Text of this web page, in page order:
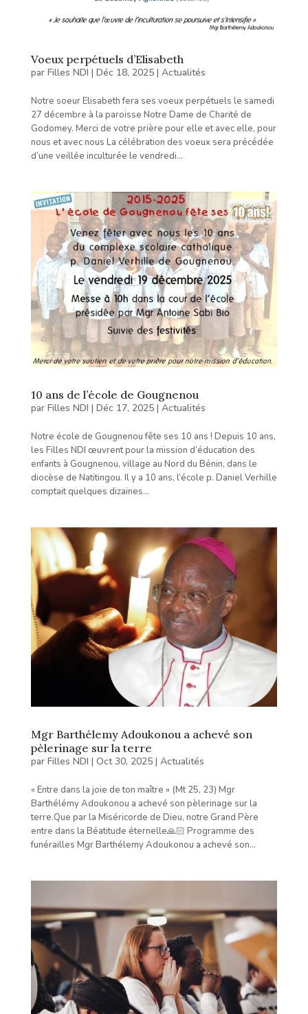
Voeux perpétuels d’Elisabeth
par Filles NDI | Déc 18, 2025| Actualités
Notre soeur Elisabeth fera ses voeux perpétuels le samedi
27 décembre à la paroisse Notre Dame de Charité de
Godomey. Merci de votre prière pour elle et avec elle, pour
nous et avec nous La célébration des voeux sera précédée
d’une veillée inculturée le vendredi...
10 ans de l’école de Gougnenou
par Filles NDI | Déc 17, 2025| Actualités
Notre école de Gougnenou fête ses 10 ans ! Depuis 10 ans,
les Filles NDI œuvrent pour la mission d’éducation des
enfants à Gougnenou, village au Nord du Bénin, dans le
diocèse de Natitingou. Il y a 10 ans, l’école p. Daniel Verhille
comptait quelques dizaines...
Mgr Barthélemy Adoukonou a achevé son
pèlerinage sur la terre
par Filles NDI | Oct 30, 2025| Actualités
« Entre dans la joie de ton maître » (Mt 25, 23) Mgr
Barthélémy Adoukonou a achevé son pèlerinage sur la
terre.Que par la Miséricorde de Dieu, notre Grand Père
entre dans la Béatitude éternelle🙏🏻 Programme des
funérailles Mgr Barthélemy Adoukonou a achevé son...